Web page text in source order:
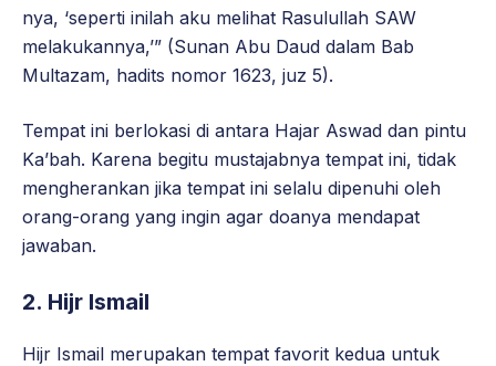
nya, ‘seperti inilah aku melihat Rasulullah SAW
melakukannya,’” (Sunan Abu Daud dalam Bab
Multazam, hadits nomor 1623, juz 5).
Tempat ini berlokasi di antara Hajar Aswad dan pintu
Ka’bah. Karena begitu mustajabnya tempat ini, tidak
mengherankan jika tempat ini selalu dipenuhi oleh
orang-orang yang ingin agar doanya mendapat
jawaban.
2. Hijr Ismail
Hijr Ismail merupakan tempat favorit kedua untuk